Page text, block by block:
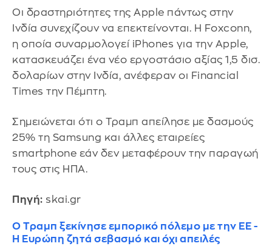
Οι δραστηριότητες της Apple πάντως στην
Ινδία συνεχίζουν να επεκτείνονται. Η Foxconn,
η οποία συναρμολογεί iPhones για την Apple,
κατασκευάζει ένα νέο εργοστάσιο αξίας 1,5 δισ.
δολαρίων στην Ινδία, ανέφεραν οι Financial
Times την Πέμπτη.
Σημειώνεται ότι ο Τραμπ απείλησε με δασμούς
25% τη Samsung και άλλες εταιρείες
smartphone εάν δεν μεταφέρουν την παραγωή
τους στις ΗΠΑ.
Πηγή: skai.gr
Ο Τραμπ ξεκίνησε εμπορικό πόλεμο με την ΕΕ -
Η Ευρώπη ζητά σεβασμό και όχι απειλές